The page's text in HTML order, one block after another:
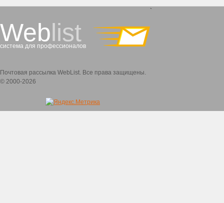
Weblist
система для профессионалов
`
Почтовая рассылка WebList. Все права защищены.
© 2000-2026